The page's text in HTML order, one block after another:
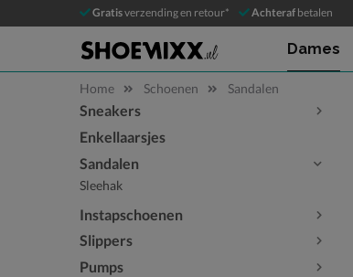
Gratisverzending en retour* Achteraf betalen
Dames
Home Schoenen Sandalen
Sla categorieën over
Sneakers
Enkellaarsjes
Sandalen
Sleehak
Instapschoenen
Slippers
Pumps